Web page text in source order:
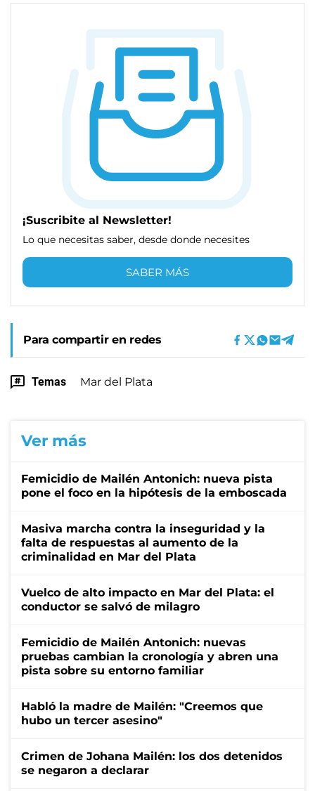
¡Suscribite al Newsletter!
Lo que necesitas saber, desde donde necesites
SABER MÁS
Para compartir en redes
Temas Mar del Plata
Ver más
Femicidio de Mailén Antonich: nueva pista
pone el foco en la hipótesis de la emboscada
Masiva marcha contra la inseguridad y la
falta de respuestas al aumento de la
criminalidad en Mar del Plata
Vuelco de alto impacto en Mar del Plata: el
conductor se salvó de milagro
Femicidio de Mailén Antonich: nuevas
pruebas cambian la cronología y abren una
pista sobre su entorno familiar
Habló la madre de Mailén: "Creemos que
hubo un tercer asesino"
Crimen de Johana Mailén: los dos detenidos
se negaron a declarar